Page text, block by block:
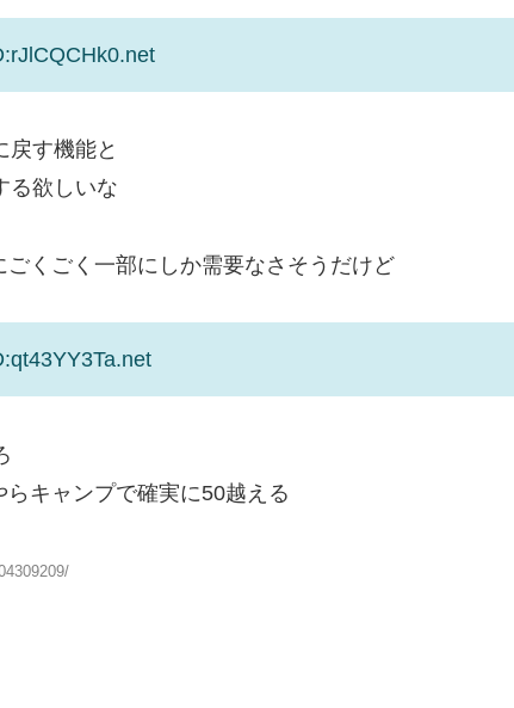
戻す機能と
る欲しいな
くごく一部にしか需要なさそうだけど
キャンプで確実に50越える